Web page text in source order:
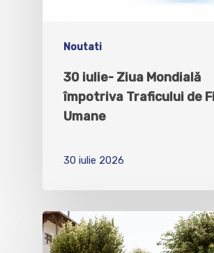
Noutati
30 iulie- Ziua Mondială
împotriva Traficului de
Umane
30 iulie 2026